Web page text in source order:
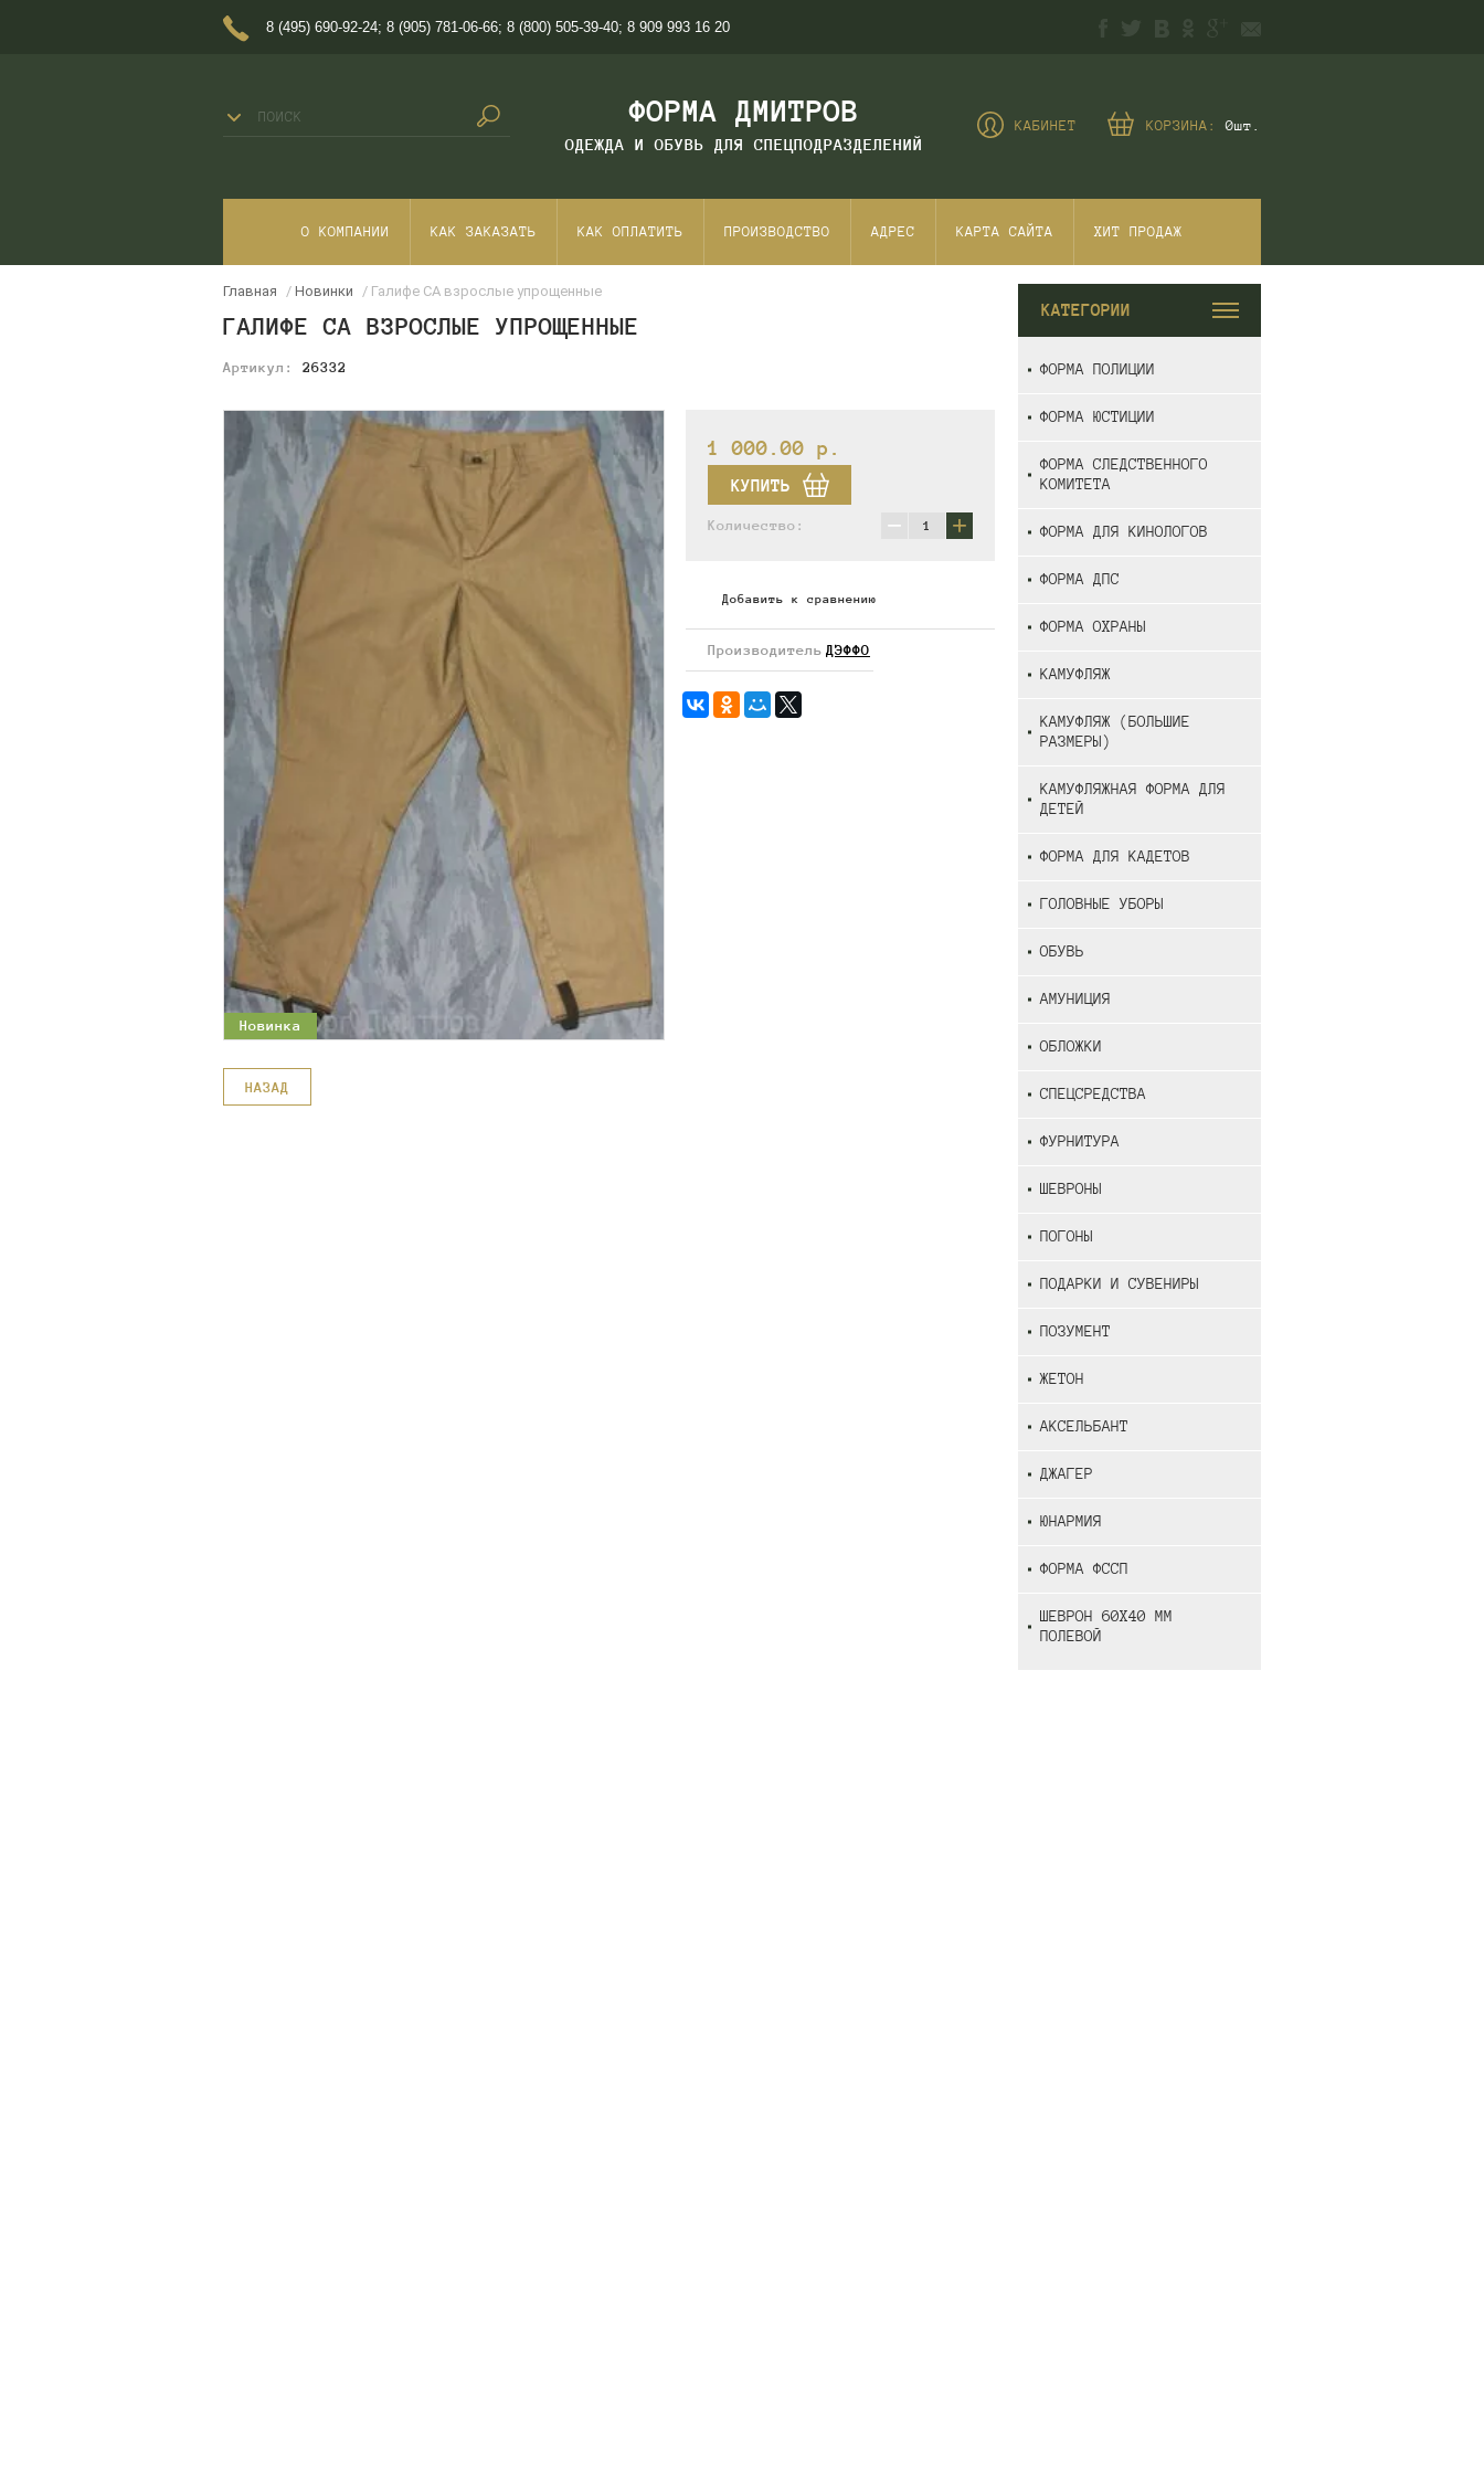
8 (495) 690-92-24; 8 (905) 781-06-66; 8 (800) 505-39-40; 8 909 993 16 20
КОРЗИНА:0шт.
КАБИНЕТ
ФОРМА ДМИТРОВ
ОДЕЖДА И ОБУВЬ ДЛЯ СПЕЦПОДРАЗДЕЛЕНИЙ
О КОМПАНИИ КАК ЗАКАЗАТЬ КАК ОПЛАТИТЬ ПРОИЗВОДСТВО АДРЕС КАРТА САЙТА ХИТ ПРОДАЖ
КАТЕГОРИИ
ФОРМА ПОЛИЦИИ
ФОРМА ЮСТИЦИИ
ФОРМА СЛЕДСТВЕННОГО
КОМИТЕТА
ФОРМА ДЛЯ КИНОЛОГОВ
ФОРМА ДПС
ФОРМА ОХРАНЫ
КАМУФЛЯЖ
КАМУФЛЯЖ (БОЛЬШИЕ
РАЗМЕРЫ)
КАМУФЛЯЖНАЯ ФОРМА ДЛЯ
ДЕТЕЙ
ФОРМА ДЛЯ КАДЕТОВ
ГОЛОВНЫЕ УБОРЫ
ОБУВЬ
АМУНИЦИЯ
ОБЛОЖКИ
СПЕЦСРЕДСТВА
ФУРНИТУРА
ШЕВРОНЫ
ПОГОНЫ
ПОДАРКИ И СУВЕНИРЫ
ПОЗУМЕНТ
ЖЕТОН
АКСЕЛЬБАНТ
ДЖАГЕР
ЮНАРМИЯ
ФОРМА ФССП
ШЕВРОН 60Х40 ММ
ПОЛЕВОЙ
Главная / Новинки / Галифе СА взрослые упрощенные
ГАЛИФЕ СА ВЗРОСЛЫЕ УПРОЩЕННЫЕ
Артикул: 26332
Новинка
1 000.00 p.
КУПИТЬ
Количество: − +
Добавить к сравнению
Производитель ДЭФФО
НАЗАД